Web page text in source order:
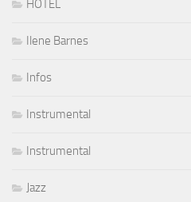
HOTEL
Ilene Barnes
Infos
Instrumental
Instrumental
Jazz